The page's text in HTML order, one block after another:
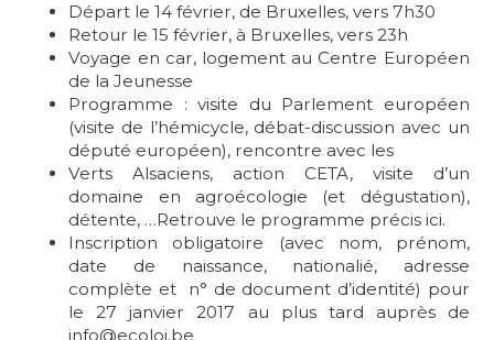
Départ le 14 février, de Bruxelles, vers 7h30
Retour le 15 février, à Bruxelles, vers 23h
Voyage en car, logement au Centre Européen
de la Jeunesse
Programme : visite du Parlement européen
(visite de l’hémicycle, débat-discussion avec un
député européen), rencontre avec les
Verts Alsaciens, action CETA, visite d’un
domaine en agroécologie (et dégustation),
détente, …Retrouve le programme précis ici.
Inscription obligatoire (avec nom, prénom,
date de naissance, nationalié, adresse
complète et n° de document d’identité) pour
le 27 janvier 2017 au plus tard auprès de
info@ecoloj.be